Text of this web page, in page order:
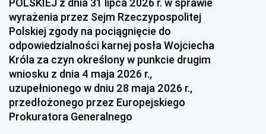
wyrażenia przez Sejm Rzeczypospolitej
Polskiej zgody na pociągnięcie do
odpowiedzialności karnej posła Wojciecha
Króla za czyn określony w punkcie drugim
wniosku z dnia 4 maja 2026 r.,
uzupełnionego w dniu 28 maja 2026 r.,
przedłożonego przez Europejskiego
Prokuratora Generalnego